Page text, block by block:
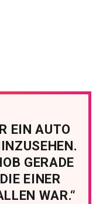
EIN AUTO
GERADE
EINER
WAR.“